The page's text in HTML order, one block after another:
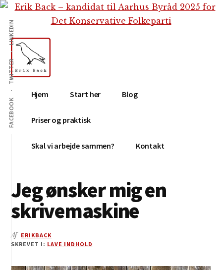
Skip
indhold
Gå
primær
sidebar
Skip
footer
Additional
menu
FACEBOOK
TWITTER
LINKEDIN
Erik
Back
Tekstforfatter,
content
creation,
blog,
medier
Hjem Start her Blog
Priser og praktisk
Skal vi arbejde sammen? Kontakt
Jeg ønsker mig en
skrivemaskine
Af ERIKBACK
SKREVET I: LAVE INDHOLD